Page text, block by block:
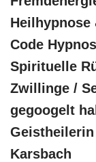
Heilhypnose
Code
Spirituelle
Zwillinge /
gegoogelt
Karsbach